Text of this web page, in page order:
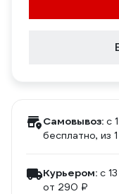
Самовывоз: c
бесплатно, из
Курьером: c
от 290 ₽